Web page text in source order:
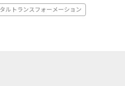
ルトランスフォーメーション